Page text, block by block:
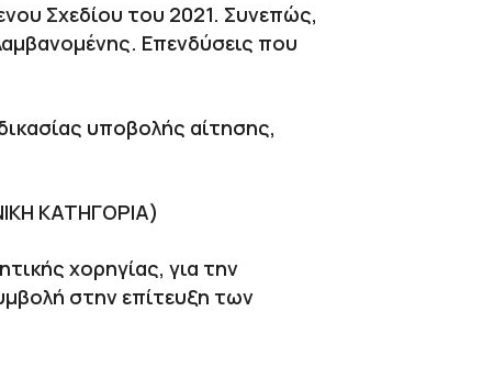
Σχεδίου του 2021. Συνεπώς,
Επενδύσεις που
υποβολής αίτησης,
ΚΑΤΗΓΟΡΙΑ)
χορηγίας, για την
στην επίτευξη των